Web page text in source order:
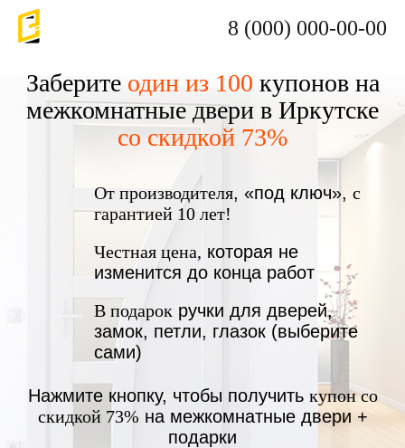
8 (000) 000-00-00
Заберите один из 100 купонов на
межкомнатные двери в Иркутске
со скидкой 73%
От производителя, «под ключ», с
гарантией 10 лет!
Честная цена, которая не
изменится до конца работ
В подарок ручки для дверей,
замок, петли, глазок (выберите
сами)
Нажмите кнопку, чтобы получить купон со
скидкой 73% на межкомнатные двери +
подарки